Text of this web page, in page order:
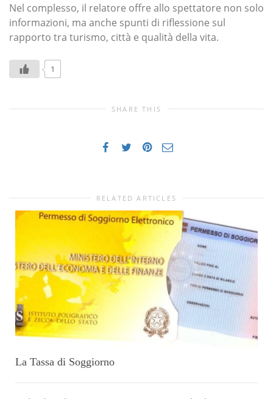
Nel complesso, il relatore offre allo spettatore non solo
informazioni, ma anche spunti di riflessione sul
rapporto tra turismo, città e qualità della vita.
1
SHARE THIS
RELATED ARTICLES
La Tassa di Soggiorno